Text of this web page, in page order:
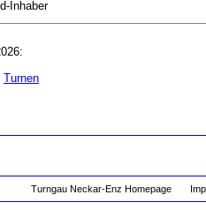
Inhaber
Turnen
Turngau Neckar-Enz Homepage